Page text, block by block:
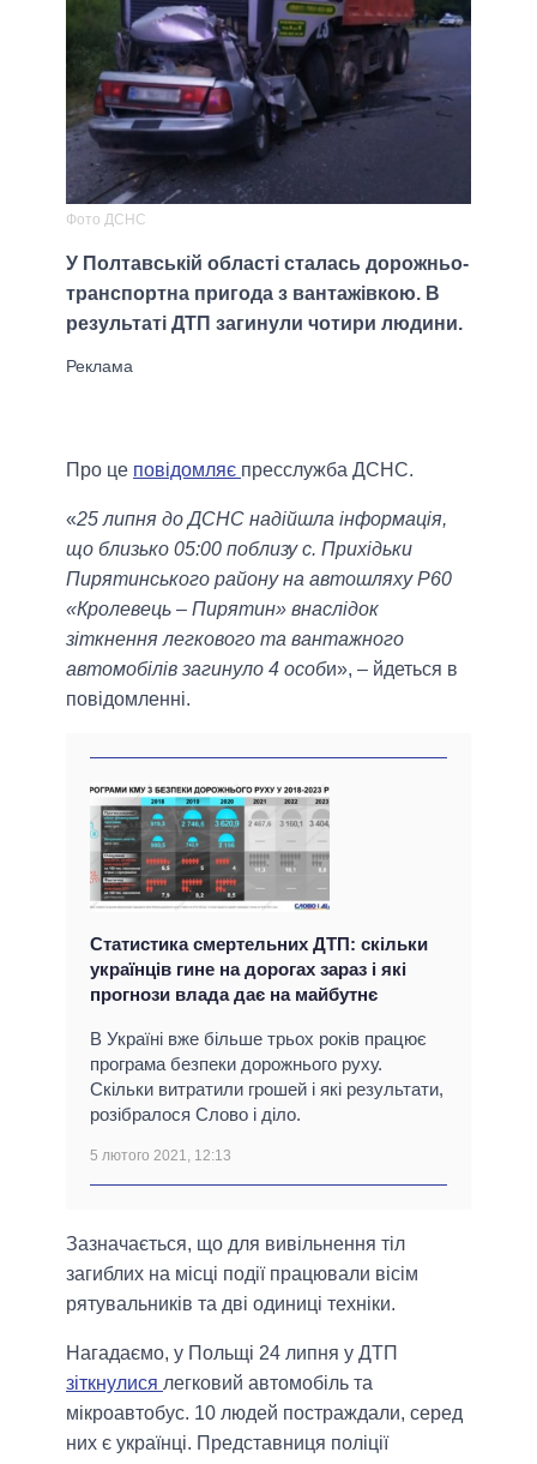
Фото ДСНС
У Полтавській області сталась дорожньо-
транспортна пригода з вантажівкою. В
результаті ДТП загинули чотири людини.
Про це повідомляє пресслужба ДСНС.
«25 липня до ДСНС надійшла інформація,
що близько 05:00 поблизу с. Прихідьки
Пирятинського району на автошляху Р60
«Кролевець – Пирятин» внаслідок
зіткнення легкового та вантажного
автомобілів загинуло 4 особи», – йдеться в
повідомленні.
Статистика смертельних ДТП: скільки
українців гине на дорогах зараз і які
прогнози влада дає на майбутнє
В Україні вже більше трьох років працює
програма безпеки дорожнього руху.
Скільки витратили грошей і які результати,
розібралося Слово і діло.
5 лютого 2021, 12:13
Зазначається, що для вивільнення тіл
загиблих на місці події працювали вісім
рятувальників та дві одиниці техніки.
Нагадаємо, у Польщі 24 липня у ДТП
зіткнулися легковий автомобіль та
мікроавтобус. 10 людей постраждали, серед
них є українці. Представниця поліції